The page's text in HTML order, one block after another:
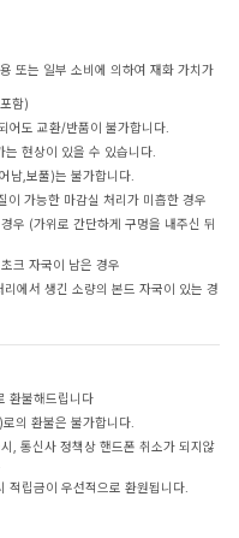
또는 일부 소비에 의하여 재화 가치가
함)
어도 교환/반품이 불가합니다.
현상이 있을 수 있습니다.
남,보풀)는 불가합니다.
이 가능한 마감실 처리가 미흡한 경우
우 (가위로 간단하게 구멍을 내주신 뒤
크 자국이 남은 경우
에서 생긴 소량의 본드 자국이 있는 경
환불해드립니다
의 환불은 불가합니다.
, 통신사 정책상 핸드폰 취소가 되지않
적립금이 우선적으로 환원됩니다.